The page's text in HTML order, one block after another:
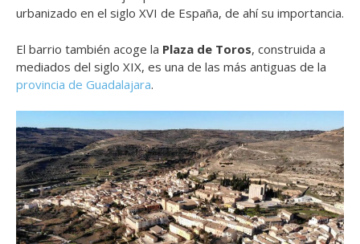
urbanizado en el siglo XVI de España, de ahí su importancia.
El barrio también acoge la Plaza de Toros, construida a
mediados del siglo XIX, es una de las más antiguas de la
provincia de Guadalajara.